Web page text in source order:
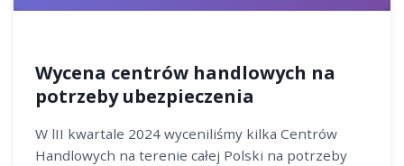
Wycena centrów handlowych na
potrzeby ubezpieczenia
W lII kwartale 2024 wyceniliśmy kilka Centrów
Handlowych na terenie całej Polski na potrzeby